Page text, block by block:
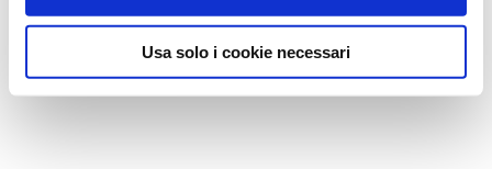
Usa solo i cookie necessari